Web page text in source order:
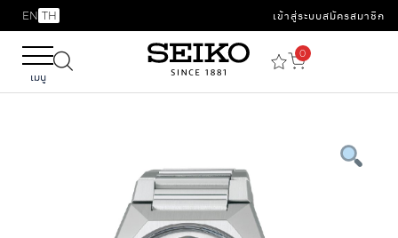
EN TH เข้าสู่ระบบสมัครสมาชิก
เมนู
0